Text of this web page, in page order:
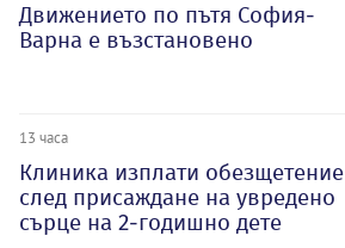
Движението по пътя София-
Варна е възстановено
13 часа
Клиника изплати обезщетение
след присаждане на увредено
сърце на 2-годишно дете